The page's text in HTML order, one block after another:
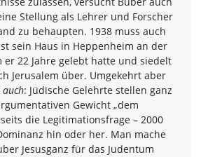
Stellung als Lehrer und Forscher
zu behaupten. 1938 muss auch
sein Haus in Heppenheim an der
er 22 Jahre gelebt hatte und siedelt
Jerusalem über. Umgekehrt aber
auch: Jüdische Gelehrte stellen ganz
Gewicht „dem
die Legitimationsfrage – 2000
hin oder her. Man mache
Jesusganz für das Judentum